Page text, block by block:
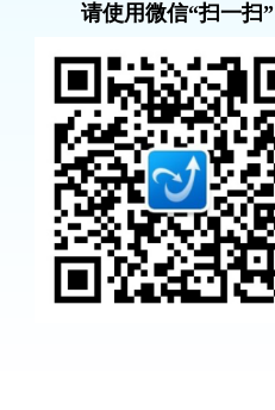
请使用微信“扫一扫”